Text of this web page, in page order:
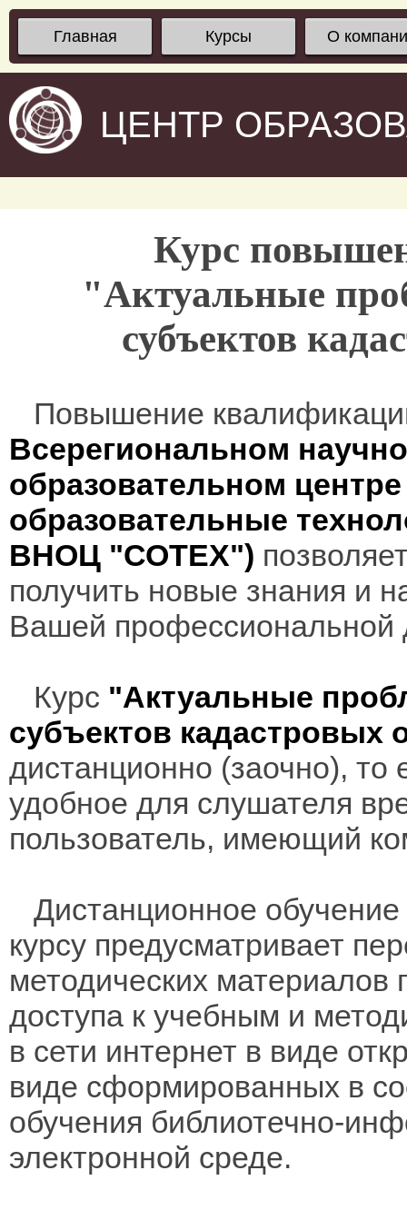
Главная Курсы О
ЦЕНТР
Курс
"Актуальные
субъектов
Повышение
Всерегиональном
образовательном
образовательные
ВНОЦ "СОТЕХ")
получить новые знания и
Вашей профессиональной
Курс "Актуальные
субъектов кадастровых
дистанционно (заочно), то
удобное для слушателя
пользователь, имеющий
Дистанционное
курсу предусматривает
методических материалов
доступа к учебным и
в сети интернет в виде
виде сформированных в
обучения библиотечно-
электронной среде.